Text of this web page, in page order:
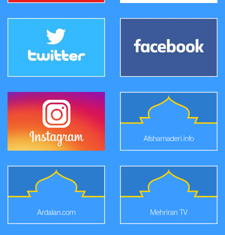
Afsharnaderi.info
Ardalan.com Mehriran TV